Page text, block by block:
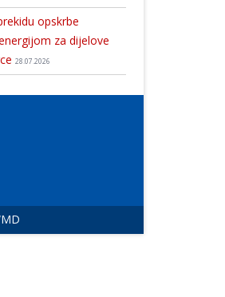
BRAVO: kuglačica Plitvica Ines Kolar osvojila šesto mjesto na državnom prvenstvu
opskrbe
za dijelove
28.07.2026